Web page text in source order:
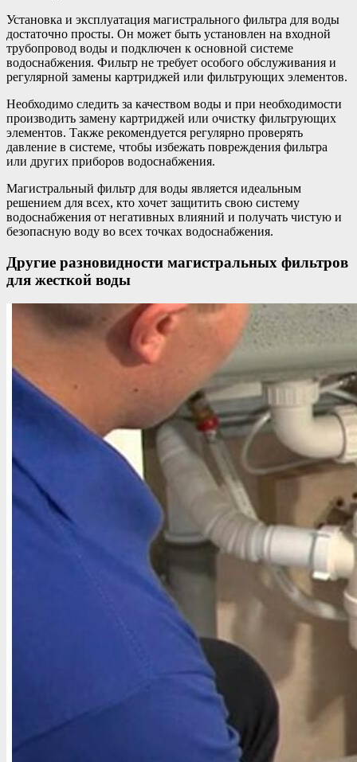
Установка и эксплуатация магистрального фильтра для воды
достаточно просты. Он может быть установлен на входной
трубопровод воды и подключен к основной системе
водоснабжения. Фильтр не требует особого обслуживания и
регулярной замены картриджей или фильтрующих элементов.
Необходимо следить за качеством воды и при необходимости
производить замену картриджей или очистку фильтрующих
элементов. Также рекомендуется регулярно проверять
давление в системе, чтобы избежать повреждения фильтра
или других приборов водоснабжения.
Магистральный фильтр для воды является идеальным
решением для всех, кто хочет защитить свою систему
водоснабжения от негативных влияний и получать чистую и
безопасную воду во всех точках водоснабжения.
Другие разновидности магистральных фильтров
для жесткой воды